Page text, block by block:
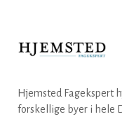
Hjemsted Fagekspert
forskellige byer i hele